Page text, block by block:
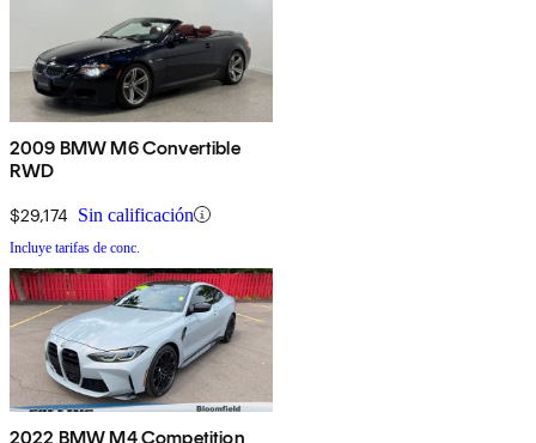
2009 BMW M6 Convertible
RWD
$29,174 Sin calificación
Incluye tarifas de conc.
2022 BMW M4 Competition